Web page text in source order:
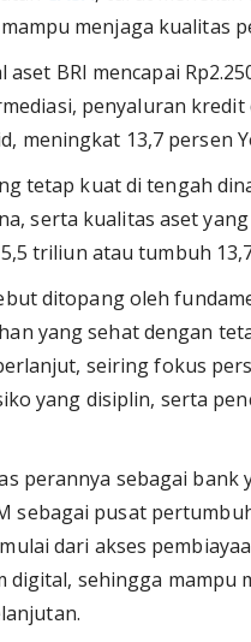
menjaga kualitas
BRI mencapai
penyaluran
meningkat 13,7 persen
tetap kuat di tengah
serta kualitas aset
triliun atau tumbuh
ditopang oleh
yang sehat dengan
seiring fokus
yang disiplin, serta
perannya sebagai
sebagai pusat
dari akses
digital, sehingga mampu